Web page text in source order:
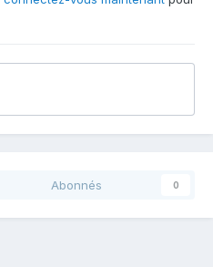
Abonnés 0